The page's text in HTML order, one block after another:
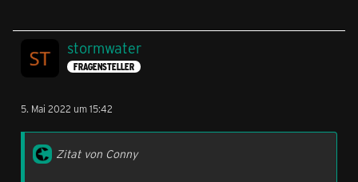
stormwater
FRAGENSTELLER
5. Mai 2022 um 15:42
Zitat von Conny